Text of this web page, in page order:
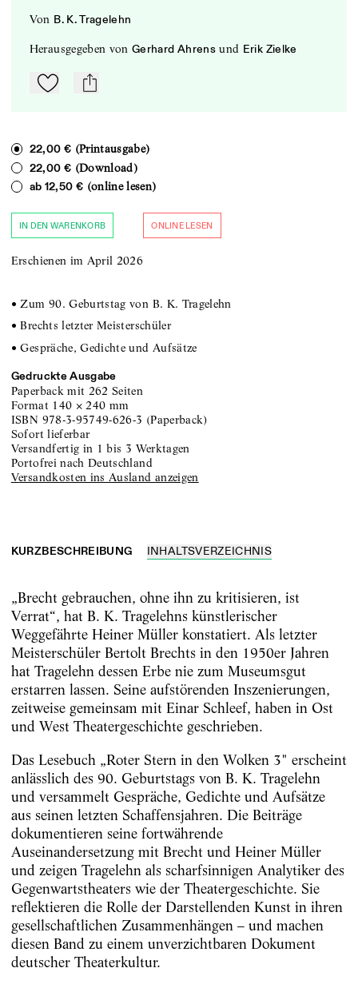
von B. K. Tragelehn
herausgegeben von Gerhard Ahrens und Erik Zielke
Zu Mein-TdZ hinzufügen
mail
22,00 € (Printausgabe)
22,00 € (Download)
ab 12,50 € (online lesen)
IN DEN WARENKORB ONLINE LESEN
Erschienen im April 2026
• Zum 90. Geburtstag von B. K. Tragelehn
• Brechts letzter Meisterschüler
• Gespräche, Gedichte und Aufsätze
Gedruckte Ausgabe
Paperback mit 262 Seiten
Format 140 ×240 mm
ISBN 978-3-95749-626-3 (Paperback)
sofort lieferbar
versandfertig in 1 bis 3 Werktagen
portofrei nach Deutschland
Versandkosten ins Ausland anzeigen
KURZBESCHREIBUNG INHALTSVERZEICHNIS
„Brecht gebrauchen, ohne ihn zu kritisieren, ist
Verrat“, hat B. K. Tragelehns künstlerischer
Weggefährte Heiner Müller konstatiert. Als letzter
Meisterschüler Bertolt Brechts in den 1950er Jahren
hat Tragelehn dessen Erbe nie zum Museumsgut
erstarren lassen. Seine aufstörenden Inszenierungen,
zeitweise gemeinsam mit Einar Schleef, haben in Ost
und West Theatergeschichte geschrieben.
Das Lesebuch „Roter Stern in den Wolken 3" erscheint
anlässlich des 90. Geburtstags von B. K. Tragelehn
und versammelt Gespräche, Gedichte und Aufsätze
aus seinen letzten Schaffensjahren. Die Beiträge
dokumentieren seine fortwährende
Auseinandersetzung mit Brecht und Heiner Müller
und zeigen Tragelehn als scharfsinnigen Analytiker des
Gegenwartstheaters wie der Theatergeschichte. Sie
reflektieren die Rolle der Darstellenden Kunst in ihren
gesellschaftlichen Zusammenhängen – und machen
diesen Band zu einem unverzichtbaren Dokument
deutscher Theaterkultur.